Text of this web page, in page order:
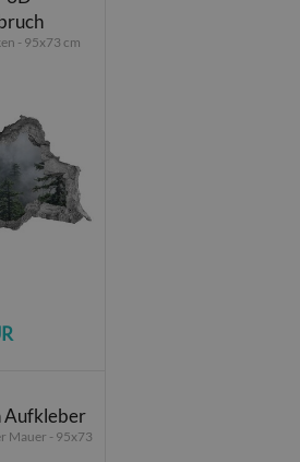
- 95x73 cm
Aufkleber
Mauer - 95x73